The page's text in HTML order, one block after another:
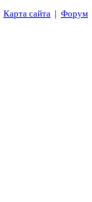
Карта сайта | Форум